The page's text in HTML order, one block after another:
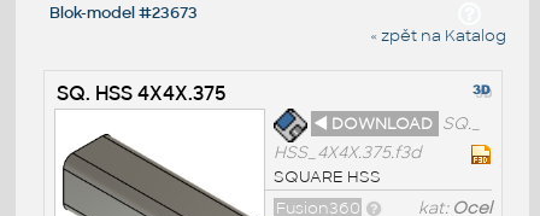
Blok-model #23673
« zpět na Katalog
SQ. HSS 4X4X.375
◄ DOWNLOAD SQ._
HSS_4X4X.375.f3d
SQUARE HSS
kat: Ocel
Fusion360